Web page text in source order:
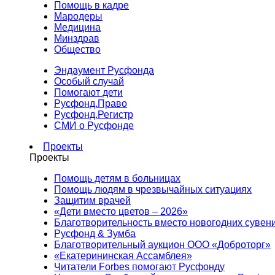
Помощь в кадре
Мародеры
Медицина
Минздрав
Общество
Эндаумент Русфонда
Особый случай
Помогают дети
Русфонд.Право
Русфонд.Регистр
СМИ о Русфонде
Проекты
Проекты
Помощь детям в больницах
Помощь людям в чрезвычайных ситуациях
Защитим врачей
«Дети вместо цветов – 2026»
Благотворительность вместо новогодних
Русфонд & Зумба
Благотворительный аукцион ООО «Доброторг»
«Екатерининская Ассамблея»
Читатели Forbes помогают Русфонду